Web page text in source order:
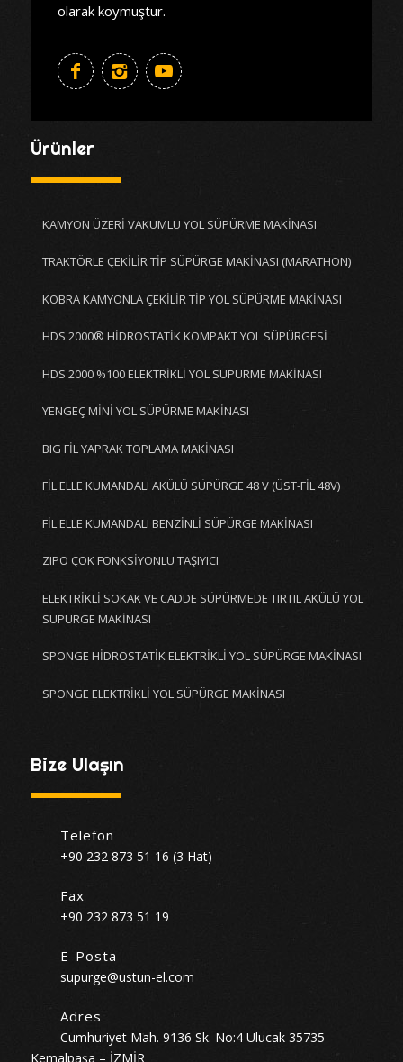
olarak koymuştur.
Ürünler
KAMYON ÜZERİ VAKUMLU YOL SÜPÜRME MAKİNASI
TRAKTÖRLE ÇEKİLİR TİP SÜPÜRGE MAKİNASI (MARATHON)
KOBRA KAMYONLA ÇEKİLİR TİP YOL SÜPÜRME MAKİNASI
HDS 2000® HİDROSTATİK KOMPAKT YOL SÜPÜRGESİ
HDS 2000 %100 ELEKTRİKLİ YOL SÜPÜRME MAKİNASI
YENGEÇ MİNİ YOL SÜPÜRME MAKİNASI
BIG FİL YAPRAK TOPLAMA MAKİNASI
FİL ELLE KUMANDALI AKÜLÜ SÜPÜRGE 48 V (ÜST-FİL 48V)
FİL ELLE KUMANDALI BENZİNLİ SÜPÜRGE MAKİNASI
ZIPO ÇOK FONKSİYONLU TAŞIYICI
ELEKTRİKLİ SOKAK VE CADDE SÜPÜRMEDE TIRTIL AKÜLÜ YOL
SÜPÜRGE MAKİNASI
SPONGE HİDROSTATİK ELEKTRİKLİ YOL SÜPÜRGE MAKİNASI
SPONGE ELEKTRİKLİ YOL SÜPÜRGE MAKİNASI
Bize Ulaşın
Telefon
+90 232 873 51 16 (3 Hat)
Fax
+90 232 873 51 19
E-Posta
supurge@ustun-el.com
Adres
Cumhuriyet Mah. 9136 Sk. No:4 Ulucak 35735
Kemalpaşa – İZMİR